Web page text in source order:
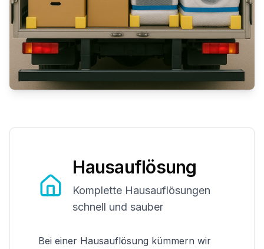
Hausauflösung
Komplette Hausauflösungen
schnell und sauber
Bei einer Hausauflösung kümmern wir